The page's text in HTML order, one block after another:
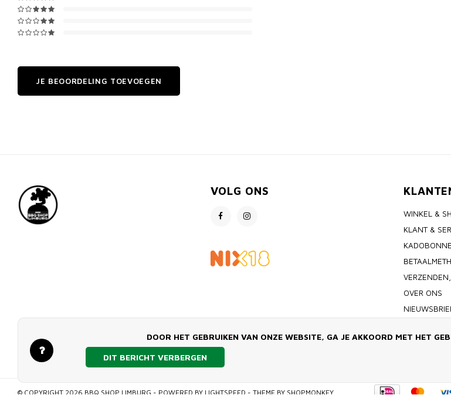
JE BEOORDELING TOEVOEGEN
VOLG ONS
WINKEL &
KLANT &
OVER ONS
PRIVACY
© COPYRIGHT 2026 BBQ SHOP LIMBURG - POWERED BY LIGHTSPEED - THEME BY SHOPMONKEY
DOOR HET GEBRUIKEN VAN ONZE WEBSITE, GA JE AKKOORD MET HET
DIT BERICHT VERBERGEN